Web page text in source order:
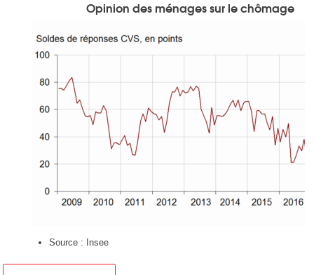
Opinion des ménages sur le chômage
Source : Insee